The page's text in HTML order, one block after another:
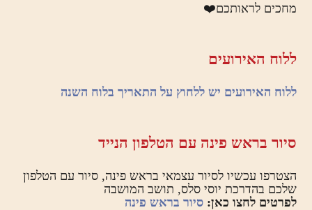
מחכים לראותכם❤️
ללוח האירועים
ללוח האירועים יש ללחוץ על התאריך בלוח השנה
סיור בראש פינה עם הטלפון הנייד
הצטרפו עכשיו לסיור עצמאי בראש פינה, סיור עם הטלפון
שלכם בהדרכת יוסי סלס, תושב המושבה
לפרטים לחצו כאן:סיור בראש פינה